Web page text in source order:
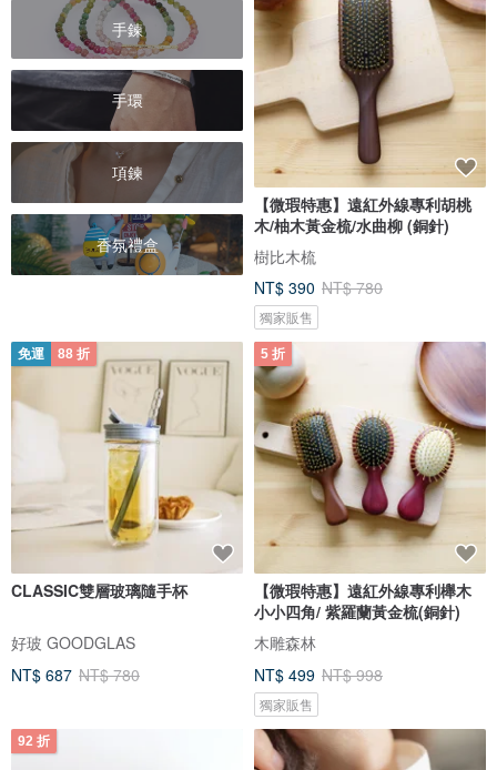
手鍊
手環
項鍊
香氛禮盒
【微瑕特惠】遠紅外線專利胡桃
木/柚木黃金梳/水曲柳 (銅針)
樹比木梳
NT$ 390 NT$ 780
獨家販售
免運 88 折
CLASSIC雙層玻璃隨手杯
好玻 GOODGLAS
NT$ 687 NT$ 780
5 折
【微瑕特惠】遠紅外線專利櫸木
小小四角/ 紫羅蘭黃金梳(銅針)
木雕森林
NT$ 499 NT$ 998
獨家販售
92 折